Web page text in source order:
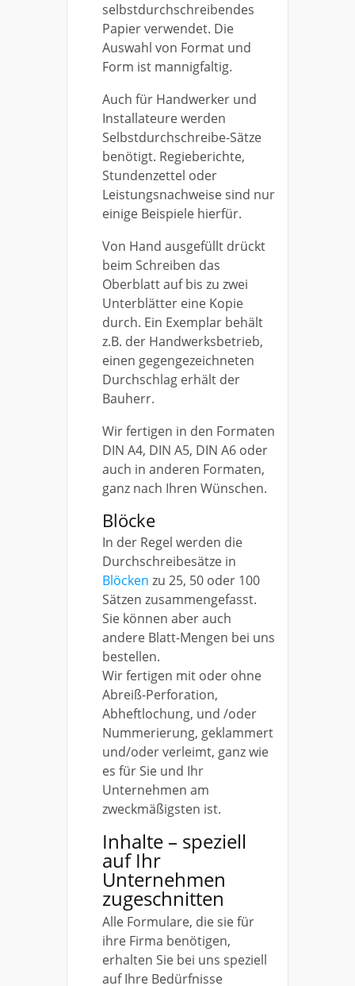
selbstdurchschreibendes
Papier verwendet. Die
Auswahl von Format und
Form ist mannigfaltig.
Auch für Handwerker und
Installateure werden
Selbstdurchschreibe-Sätze
benötigt. Regieberichte,
Stundenzettel oder
Leistungsnachweise sind nur
einige Beispiele hierfür.
Von Hand ausgefüllt drückt
beim Schreiben das
Oberblatt auf bis zu zwei
Unterblätter eine Kopie
durch. Ein Exemplar behält
z.B. der Handwerksbetrieb,
einen gegengezeichneten
Durchschlag erhält der
Bauherr.
Wir fertigen in den Formaten
DIN A4, DIN A5, DIN A6 oder
auch in anderen Formaten,
ganz nach Ihren Wünschen.
Blöcke
In der Regel werden die
Durchschreibesätze in
Blöcken zu 25, 50 oder 100
Sätzen zusammengefasst.
Sie können aber auch
andere Blatt-Mengen bei uns
bestellen.
Wir fertigen mit oder ohne
Abreiß-Perforation,
Abheftlochung, und /oder
Nummerierung, geklammert
und/oder verleimt, ganz wie
es für Sie und Ihr
Unternehmen am
zweckmäßigsten ist.
Inhalte – speziell
auf Ihr
Unternehmen
zugeschnitten
Alle Formulare, die sie für
ihre Firma benötigen,
erhalten Sie bei uns speziell
auf Ihre Bedürfnisse